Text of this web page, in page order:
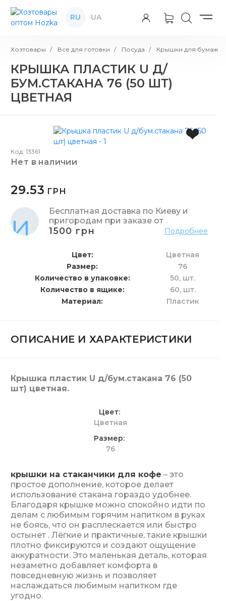
RU UA
Хозтовары Все для готовки Посуда Крышки для
КРЫШКА ПЛАСТИК U Д/
БУМ.СТАКАНА 76 (50 ШТ)
ЦВЕТНАЯ
Код: 13361
нет в наличии
29.53 ГРН
Бесплатная доставка по Киеву и
пригородам при заказе от
1500 грн Подробнее
Цвет
Цветная
Размер
76
Количество в упаковке
50, шт.
Количество в ящике
60, шт.
Материал
Пластик
ОПИСАНИЕ И ХАРАКТЕРИСТИКИ
Крышка пластик U д/бум.стакана 76 (50
шт) цветная.
Цвет
Цветная
Размер
76
крышки на стаканчики для кофе – это
простое дополнение, которое делает
использование стакана гораздо удобнее.
Благодаря крышке можно спокойно идти по
делам с любимым горячим напитком в руках
не боясь, что он расплескается или быстро
остынет . Лёгкие и практичные, такие крышки
плотно фиксируются и создают ощущение
аккуратности. Это маленькая деталь, которая
незаметно добавляет комфорта в
повседневную жизнь и позволяет
наслаждаться любимым напитком где
угодно.